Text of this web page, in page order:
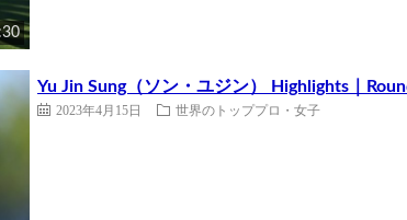
Yu Jin Sung（ソン・ユジン） Highlights｜
2023年4月15日 世界のトッププロ・女子